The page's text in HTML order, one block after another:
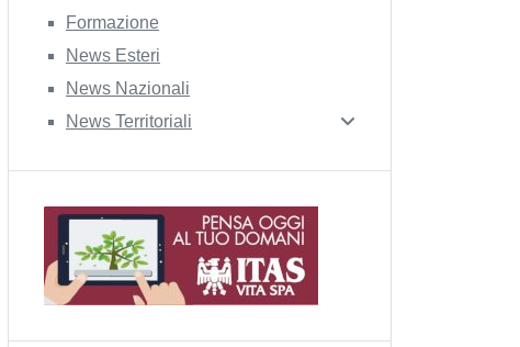
Formazione
News Esteri
News Nazionali
News Territoriali